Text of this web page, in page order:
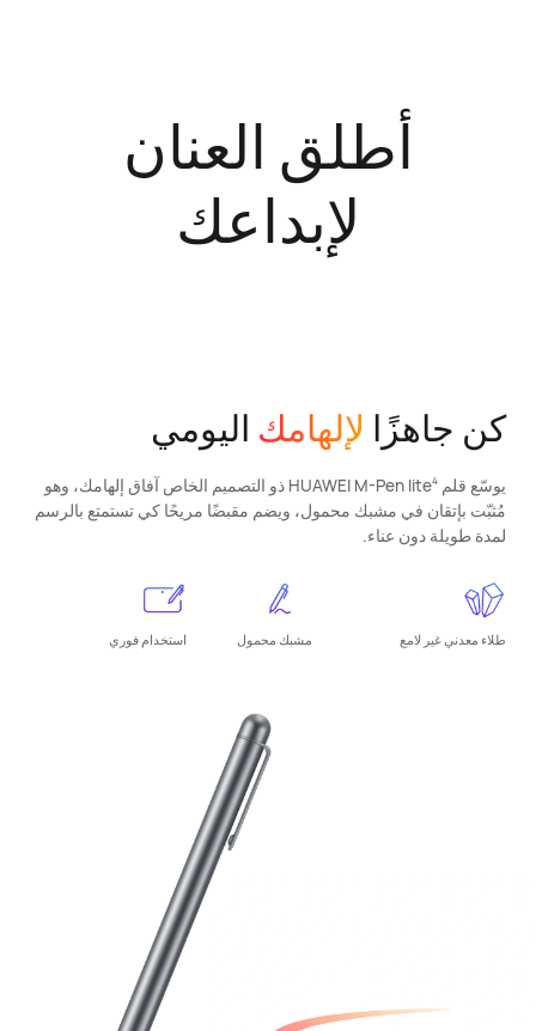
أطلق العنان
لإبداعك
كن جاهزًا لإلهامك اليومي
يوسّع قلم HUAWEI M-Pen lite 4
ذو التصميم الخاص آفاق إلهامك، وهو
مُثبّت بإتقان في مشبك محمول، ويضم مقبضًا مريحًا كي تستمتع بالرسم
لمدة طويلة دون عناء.
طلاء معدني غير لامع مشبك محمول استخدام فوري